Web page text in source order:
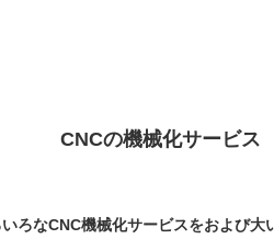
CNCの機械化サービス
ろなCNC機械化サービスをおよび